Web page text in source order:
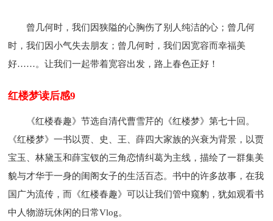
曾几何时，我们因狭隘的心胸伤了别人纯洁的心；曾几何
时，我们因小气失去朋友；曾几何时，我们因宽容而幸福美
好……。让我们一起带着宽容出发，路上春色正好！
红楼梦读后感9
《红楼春趣》节选自清代曹雪芹的《红楼梦》第七十回。
《红楼梦》一书以贾、史、王、薛四大家族的兴衰为背景，以贾
宝玉、林黛玉和薛宝钗的三角恋情纠葛为主线，描绘了一群集美
貌与才华于一身的闺阁女子的生活百态。书中的许多故事，在我
国广为流传，而《红楼春趣》可以让我们管中窥豹，犹如观看书
中人物游玩休闲的日常Vlog。